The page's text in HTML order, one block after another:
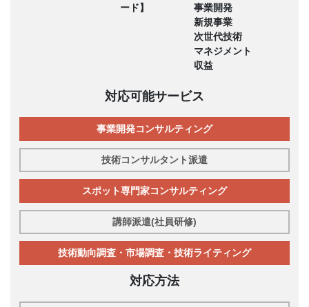
ード】
事業開発
新規事業
次世代技術
マネジメント
収益
対応可能サービス
事業開発コンサルティング
技術コンサルタント派遣
スポット専門家コンサルティング
講師派遣(社員研修)
技術動向調査・市場調査・技術ライティング
対応方法